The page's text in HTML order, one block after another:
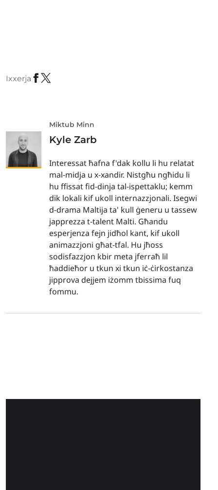
Ixxerja
Miktub Minn
Kyle Zarb
Interessat ħafna f'dak kollu li hu relatat
mal-midja u x-xandir. Nistgħu ngħidu li
hu ffissat fid-dinja tal-ispettaklu; kemm
dik lokali kif ukoll internazzjonali. Isegwi
d-drama Maltija ta' kull ġeneru u tassew
japprezza t-talent Malti. Għandu
esperjenza fejn jidħol kant, kif ukoll
animazzjoni għat-tfal. Hu jħoss
sodisfazzjon kbir meta jferraħ lil
ħaddieħor u tkun xi tkun iċ-ċirkostanza
jipprova dejjem iżomm tbissima fuq
fommu.